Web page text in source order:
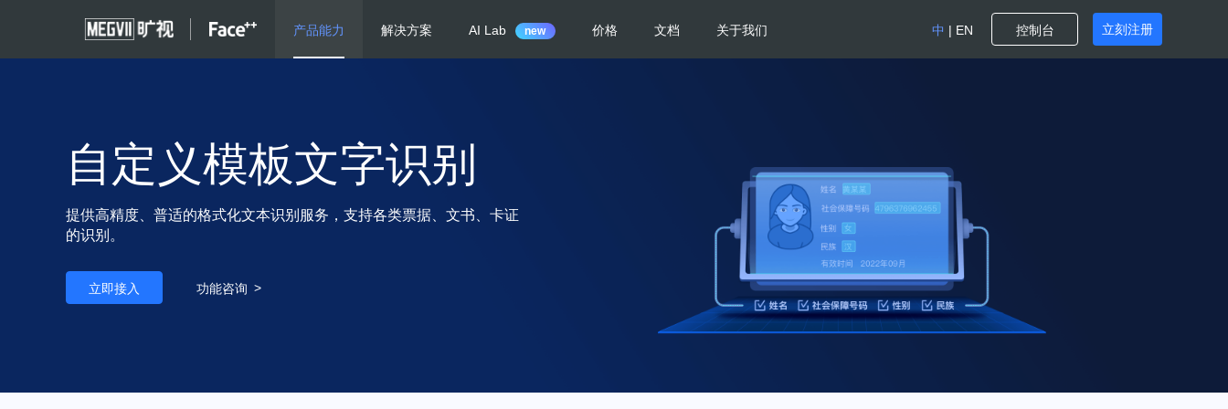
产品能力 解决方案 AI Lab new 价格 文档 关于我们 中 | EN 控制台 立刻注册
自定义模板文字识别
提供高精度、普适的格式化文本识别服务，支持各类票据、文书、卡证
的识别。
立即接入 功能咨询